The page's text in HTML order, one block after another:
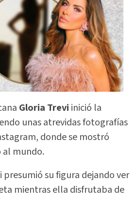
Gloria Trevi inició la
unas atrevidas fotografías
donde se mostró
al mundo.
presumió su figura dejando ver
mientras ella disfrutaba de